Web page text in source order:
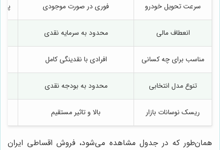
سرعت تحویل خودرو فوری در صورت موجودی پس
انعطاف مالی محدود به سرمایه نقدی
مناسب برای چه کسانی افرادی با نقدینگی کامل
تنوع مدل انتخابی محدود به بودجه نقدی
ریسک نوسانات بازار بالا و تاثیر مستقیم
همان‌طور که در جدول مشاهده می‌شود، فروش اقساطی ایران